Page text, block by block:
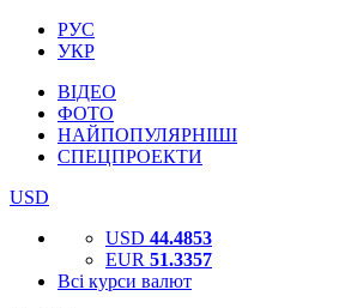
РУС
УКР
ВІДЕО
ФОТО
НАЙПОПУЛЯРНІШІ
СПЕЦПРОЕКТИ
USD
USD 44.4853
EUR 51.3357
Всі курси валют